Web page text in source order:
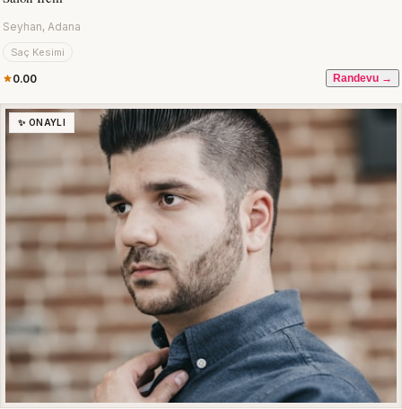
Seyhan, Adana
Saç Kesimi
0.00 Randevu →
✨ ONAYLI